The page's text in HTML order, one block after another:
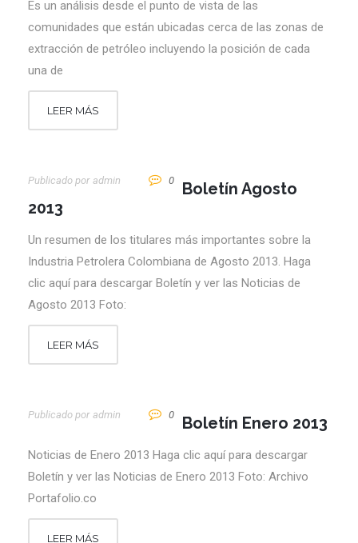
Es un análisis desde el punto de vista de las
comunidades que están ubicadas cerca de las zonas de
extracción de petróleo incluyendo la posición de cada
una de
LEER MÁS
Publicado por Admin 0
Boletín Agosto
2013
Un resumen de los titulares más importantes sobre la
Industria Petrolera Colombiana de Agosto 2013. Haga
clic aquí para descargar Boletín y ver las Noticias de
Agosto 2013 Foto:
LEER MÁS
Publicado por Admin 0 Boletín Enero 2013
Noticias de Enero 2013 Haga clic aquí para descargar
Boletín y ver las Noticias de Enero 2013 Foto: Archivo
Portafolio.co
LEER MÁS